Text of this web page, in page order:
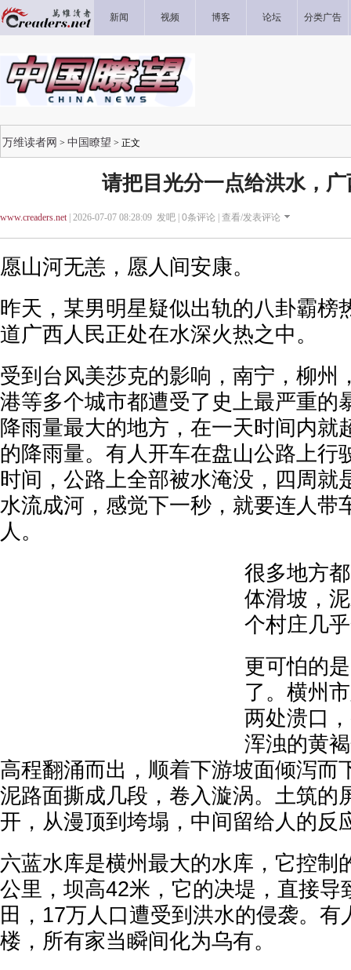
新闻 视频 博客 论坛 分类广告
万维读者网 > 中国瞭望 > 正文
请把目光分一点给洪水，
www.creaders.net| 2026-07-07 08:28:09 发吧 | 0条评论 | 查看/发表评论
愿山河无恙，愿人间安康。
昨天，某男明星疑似出轨的八卦霸榜
道广西人民正处在水深火热之中。
受到台风美莎克的影响，南宁，柳州
港等多个城市都遭受了史上最严重的
降雨量最大的地方，在一天时间内就
的降雨量。有人开车在盘山公路上行
时间，公路上全部被水淹没，四周就
水流成河，感觉下一秒，就要连人带
人。
很多地方
体滑坡，
个村庄几
更可怕的
了。横州
两处溃口
浑浊的黄
高程翻涌而出，顺着下游坡面倾泻而
泥路面撕成几段，卷入漩涡。土筑的
开，从漫顶到垮塌，中间留给人的反
六蓝水库是横州最大的水库，它控制
公里，坝高42米，它的决堤，直接导
田，17万人口遭受到洪水的侵袭。有
楼，所有家当瞬间化为乌有。